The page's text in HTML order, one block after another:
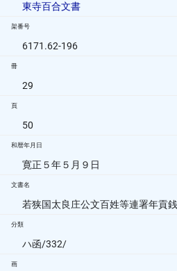
東寺百合文書
架番号
6171.62-196
冊
29
頁
50
和暦年月日
寛正５年５月９日
文書名
若狭国太良庄公文百姓等連署年貢
分類
ハ函/332/
画